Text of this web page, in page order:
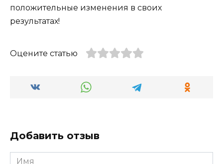
положительные изменения в своих
результатах!
Оцените статью
Добавить отзыв
Имя